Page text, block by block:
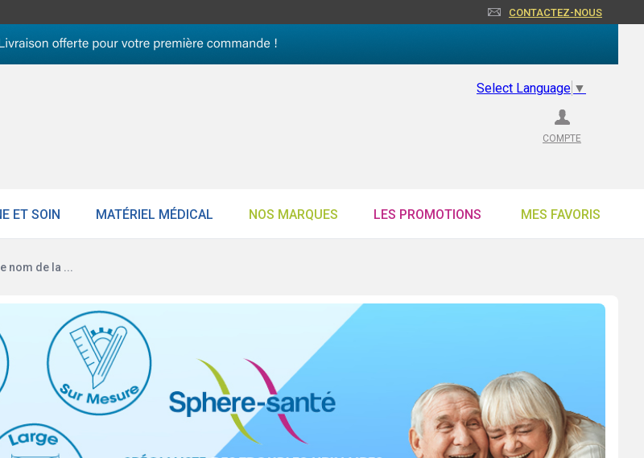
CONTACTEZ-NOUS
Select Language ▼
COMPTE
ET SOIN MATÉRIEL MÉDICAL NOS MARQUES LES PROMOTIONS MES FAVORIS
nom de la ...